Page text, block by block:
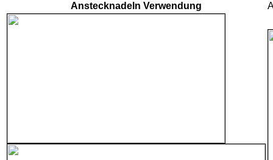
Anstecknadeln Verwendung